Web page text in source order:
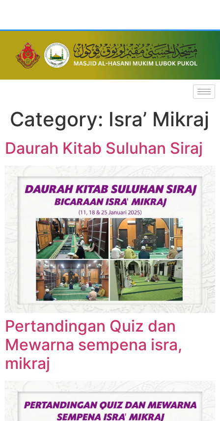
Category: Isra’ Mikraj
Daurah Kitab Suluhan Siraj
Pertandingan Quiz dan
Mewarna sempena isra,
mikraj